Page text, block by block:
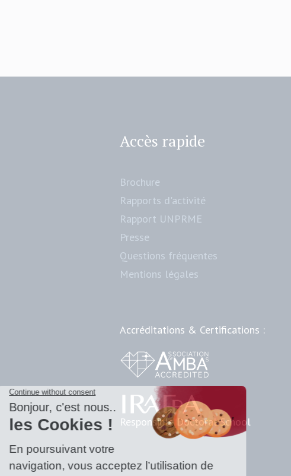
Accès rapide
Brochure
Rapports d'activité
Rapport UNPRME
Presse
Questions fréquentes
Mentions légales
Accréditations & Certifications :
Responsible Doctoral School